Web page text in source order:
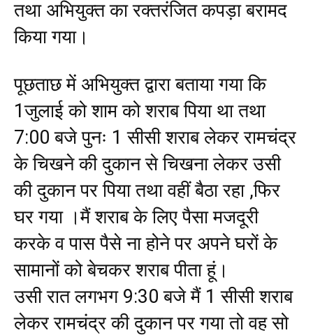
तथा अभियुक्त का रक्तरंजित कपड़ा बरामद
किया गया।
पूछताछ में अभियुक्त द्वारा बताया गया कि
1जुलाई को शाम को शराब पिया था तथा
7:00 बजे पुनः 1 सीसी शराब लेकर रामचंद्र
के चिखने की दुकान से चिखना लेकर उसी
की दुकान पर पिया तथा वहीं बैठा रहा ,फिर
घर गया ।मैं शराब के लिए पैसा मजदूरी
करके व पास पैसे ना होने पर अपने घरों के
सामानों को बेचकर शराब पीता हूं।
उसी रात लगभग 9:30 बजे मैं 1 सीसी शराब
लेकर रामचंद्र की दुकान पर गया तो वह सो